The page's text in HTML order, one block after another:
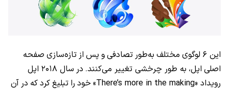
این ۶ لوگوی مختلف به‌طور تصادفیو پس از تازه‌سازی صفحه
اصلی اپل، به طور چرخشی تغییر می‌کنند. در سال ۲۰۱۸
اپل
رویداد «There’s more in the making»
خود را تبلیغکردکه در آن